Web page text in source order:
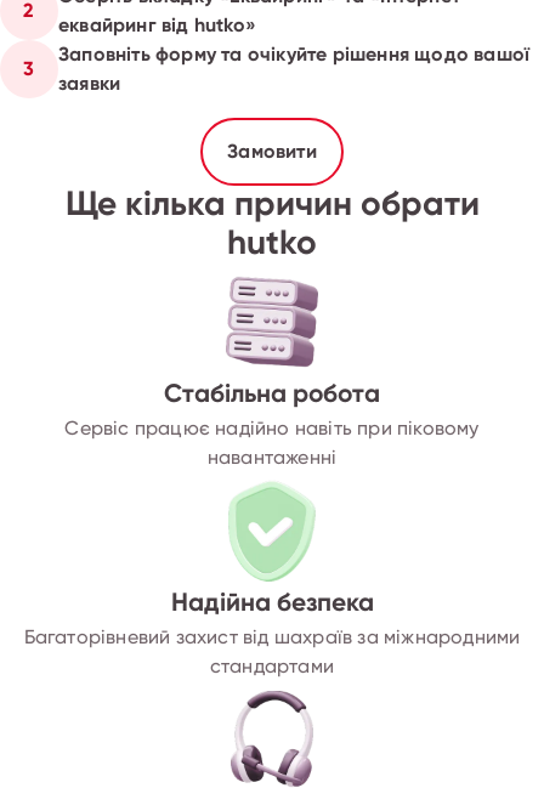
2
еквайринг від hutko»
3
Заповніть форму та очікуйте рішення щодо вашої
заявки
Замовити
Ще кілька причин обрати
hutko
Стабільна робота
Сервіс працює надійно навіть при піковому
навантаженні
Надійна безпека
Багаторівневий захист від шахраїв за міжнародними
стандартами